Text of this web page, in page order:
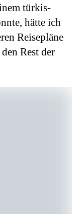
türkis-
hätte ich
Reisepläne
Rest der